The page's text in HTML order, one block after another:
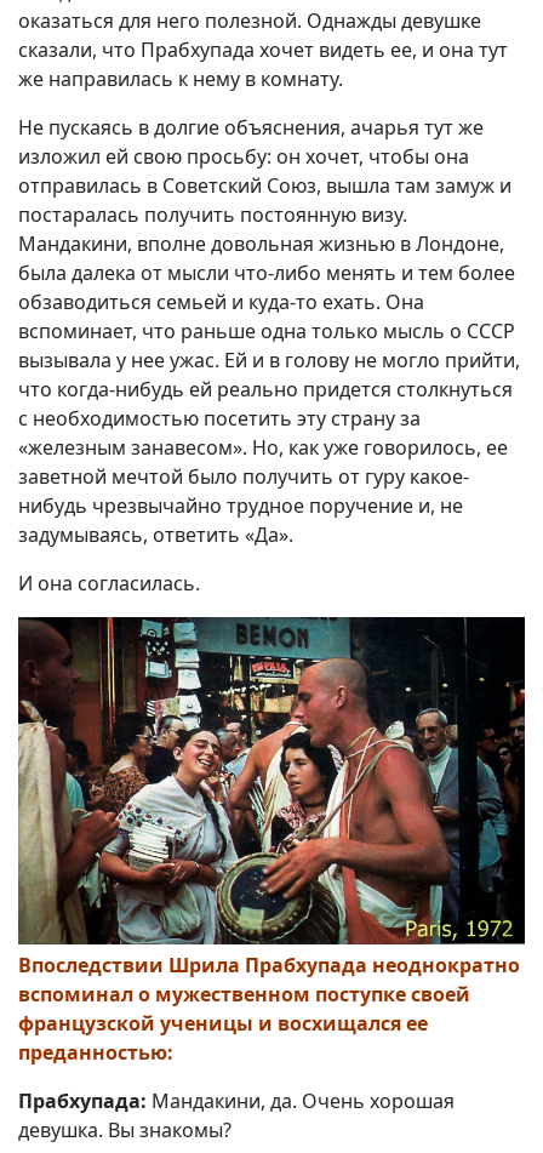
оказаться для него полезной. Однажды девушке
сказали, что Прабхупада хочет видеть ее, и она тут
же направилась к нему в комнату.
Не пускаясь в долгие объяснения, ачарья тут же
изложил ей свою просьбу: он хочет, чтобы она
отправилась в Советский Союз, вышла там замуж и
постаралась получить постоянную визу.
Мандакини, вполне довольная жизнью в Лондоне,
была далека от мысли что-либо менять и тем более
обзаводиться семьей и куда-то ехать. Она
вспоминает, что раньше одна только мысль о СССР
вызывала у нее ужас. Ей и в голову не могло прийти,
что когда-нибудь ей реально придется столкнуться
с необходимостью посетить эту страну за
«железным занавесом». Но, как уже говорилось, ее
заветной мечтой было получить от гуру какое-
нибудь чрезвычайно трудное поручение и, не
задумываясь, ответить «Да».
И она согласилась.
Впоследствии Шрила Прабхупада неоднократно
вспоминал о мужественном поступке своей
французской ученицы и восхищался ее
преданностью:
Прабхупада: Мандакини, да. Очень хорошая
девушка. Вы знакомы?